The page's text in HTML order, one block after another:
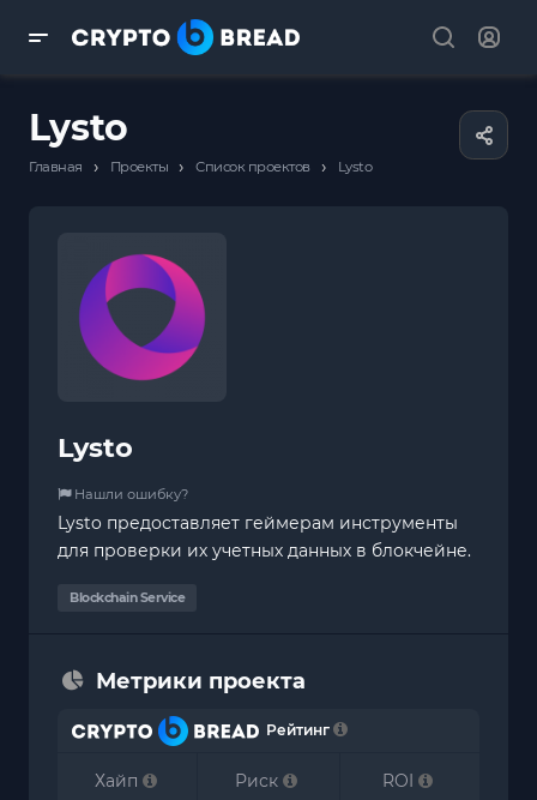
Lysto
Главная › Проекты › Список проектов › Lysto
Lysto
Нашли ошибку?
Lysto предоставляет геймерам инструменты
для проверки их учетных данных в блокчейне.
Blockchain Service
Метрики проекта
Рейтинг
Хайп
Риск
ROI